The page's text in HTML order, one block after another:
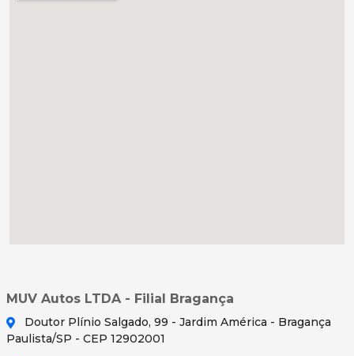
MUV Autos LTDA - Filial Bragança
Doutor Plínio Salgado, 99 - Jardim América - Bragança
Paulista/SP - CEP 12902001